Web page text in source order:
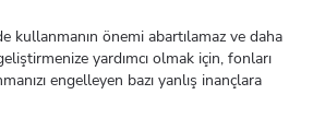
kullanmanın önemi abartılamaz ve daha
yardımcı olmak için, fonları
engelleyen bazı yanlış inançlara